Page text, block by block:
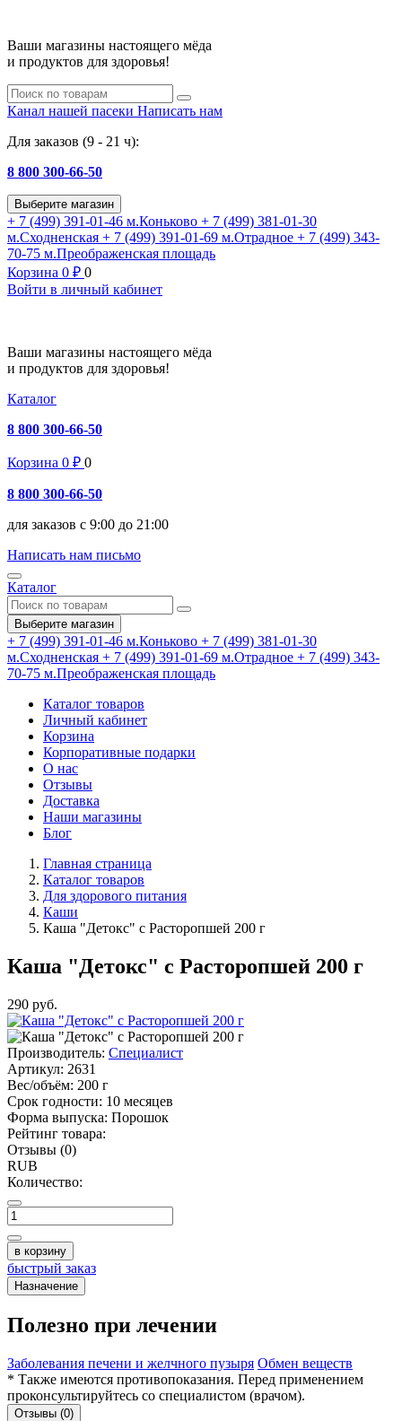
Ваши магазины настоящего мёда
и продуктов для здоровья!
Канал нашей пасеки Написать нам
Для заказов (9 - 21 ч):
8 800 300-66-50
Выберите магазин
+ 7 (499) 391-01-46 м.Коньково + 7 (499) 381-01-30
м.Сходненская + 7 (499) 391-01-69 м.Отрадное + 7 (499) 343-
70-75 м.Преображенская площадь
Корзина 0 ₽ 0
Войти в личный кабинет
Ваши магазины настоящего мёда
и продуктов для здоровья!
Каталог
8 800 300-66-50
Корзина 0 ₽ 0
8 800 300-66-50
для заказов с 9:00 до 21:00
Написать нам письмо
Каталог
Выберите магазин
+ 7 (499) 391-01-46 м.Коньково + 7 (499) 381-01-30
м.Сходненская + 7 (499) 391-01-69 м.Отрадное + 7 (499) 343-
70-75 м.Преображенская площадь
Каталог товаров
Личный кабинет
Корзина
Корпоративные подарки
О нас
Отзывы
Доставка
Наши магазины
Блог
Главная страница
Каталог товаров
Для здорового питания
Каши
Каша "Детокс" с Расторопшей 200 г
Каша "Детокс" с Расторопшей 200 г
290 руб.
Производитель: Специалист
Артикул: 2631
Вес/объём: 200 г
Срок годности: 10 месяцев
Форма выпуска: Порошок
Рейтинг товара:
Отзывы (0)
RUB
Количество:
в корзину
быстрый заказ
Назначение
Полезно при лечении
Заболевания печени и желчного пузыря Обмен веществ
* Также имеются противопоказания. Перед применением
проконсультируйтесь со специалистом (врачом).
Отзывы (0)